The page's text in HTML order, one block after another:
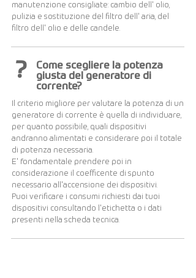
manutenzione consigliate: cambio dell' olio,
pulizia e sostituzione del filtro dell' aria, del
filtro dell' olio e delle candele.
?
Come scegliere la potenza
giusta del generatore di
corrente?
Il criterio migliore per valutare la potenza di un
generatore di corrente è quella di individuare,
per quanto possibile, quali dispositivi
andranno alimentati e considerare poi il totale
di potenza necessaria.
E' fondamentale prendere poi in
considerazione il coefficente di spunto
necessario all'accensione dei dispositivi.
Puoi verificare i consumi richiesti dai tuoi
dispositivi consultando l'etichetta o i dati
presenti nella scheda tecnica.